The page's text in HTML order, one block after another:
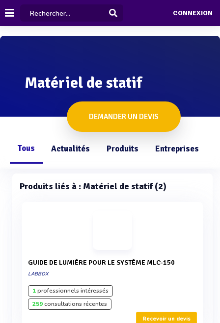
CONNEXION
Matériel de statif
DEMANDER UN DEVIS
Tous Actualités Produits Entreprises
Produits liés à : Matériel de statif (2)
GUIDE DE LUMIÈRE POUR LE SYSTÈME MLC-150
LABBOX
1professionnels intéressés
259consultations récentes
Recevoir un devis